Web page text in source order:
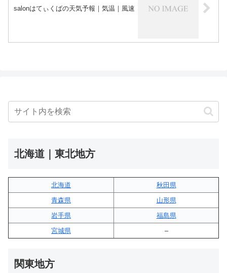
salonはてぃくばの天気予報｜気温｜風速
北海道｜東北地方
北海道
秋田県
青森県
山形県
岩手県
福島県
宮城県
–
関東地方